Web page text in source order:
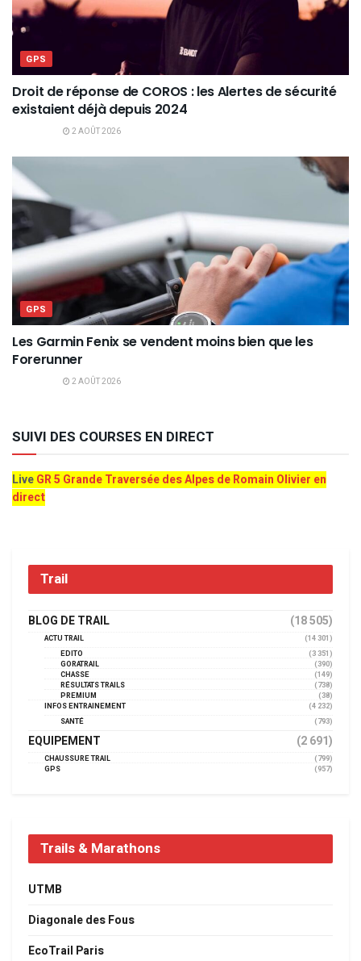
GPS
Droit de réponse de COROS : les Alertes de sécurité
existaient déjà depuis 2024
2 AOÛT 2026
GPS
Les Garmin Fenix se vendent moins bien que les
Forerunner
2 AOÛT 2026
SUIVI DES COURSES EN DIRECT
LiveGR 5 Grande Traversée des Alpes de Romain Olivier en
direct
Trail
BLOG DE TRAIL (18 505)
ACTU TRAIL
(14 301)
EDITO
(3 351)
GORATRAIL
(390)
CHASSE
(149)
RÉSULTATS TRAILS
(738)
PREMIUM
(38)
INFOS ENTRAINEMENT
(4 232)
SANTÉ
(793)
EQUIPEMENT (2 691)
CHAUSSURE TRAIL
(799)
GPS
(957)
Trails & Marathons
UTMB
Diagonale des Fous
EcoTrail Paris